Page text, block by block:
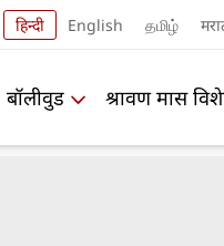
हिन्दी English தமிழ்
बॉलीवुड श्रावण मास